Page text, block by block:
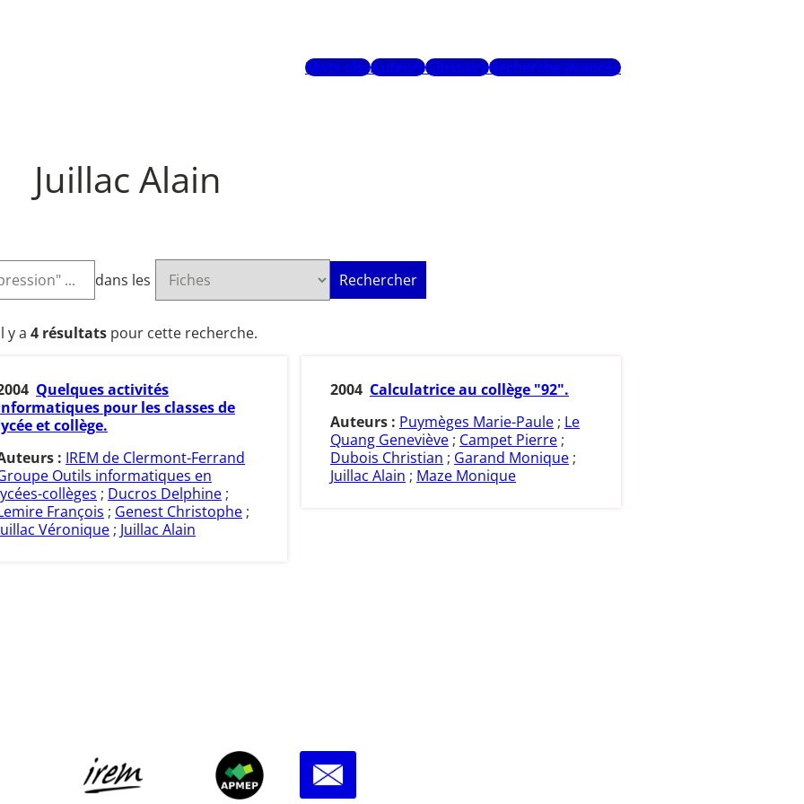
Mots-clésAuteursGlossaireRecherche avancée
Juillac Alain
dans les Rechercher
y a 4 résultats pour cette recherche.
Quelques activités
pour les classes de
et collège.
: IREM de Clermont-Ferrand
Outils informatiques en
collèges ; Ducros Delphine ;
François ; Genest Christophe ;
Véronique ; Juillac Alain
2004 Calculatrice au collège "92".
Auteurs : Puymèges Marie-Paule ; Le
Quang Geneviève ; Campet Pierre ;
Dubois Christian ; Garand Monique ;
Juillac Alain ; Maze Monique